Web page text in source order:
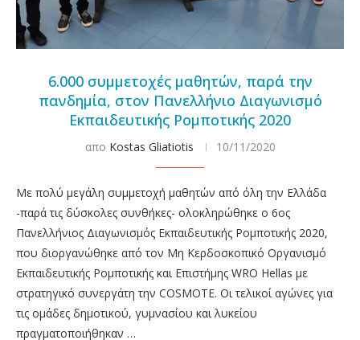
6.000 συμμετοχές μαθητών, παρά την
πανδημία, στον Πανελλήνιο Διαγωνισμό
Εκπαιδευτικής Ρομποτικής 2020
απο Kostas Gliatiotis 10/11/2020
Με πολύ μεγάλη συμμετοχή μαθητών από όλη την Ελλάδα
-παρά τις δύσκολες συνθήκες- ολοκληρώθηκε ο 6ος
Πανελλήνιος Διαγωνισμός Εκπαιδευτικής Ρομποτικής 2020,
που διοργανώθηκε από τον Μη Κερδοσκοπικό Οργανισμό
Εκπαιδευτικής Ρομποτικής και Επιστήμης WRO Hellas με
στρατηγικό συνεργάτη την COSMOTE. Οι τελικοί αγώνες για
τις ομάδες δημοτικού, γυμνασίου και λυκείου
πραγματοποιήθηκαν …